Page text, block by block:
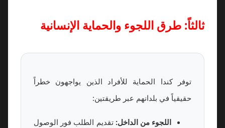
ثالثاً: طرق اللجوء والحماية الإنسانية
توفر كندا الحماية للأفراد الذين يواجهون خطراً
حقيقياً في بلدانهم عبر طريقتين:
اللجوء من الداخل:تقديم الطلب فور الوصول